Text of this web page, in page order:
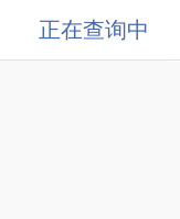
正在查询中